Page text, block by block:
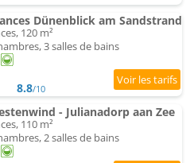
Dünenblick am Sandstrand
120 m²
3 salles de bains
8.8/10
- Julianadorp aan Zee
110 m²
2 salles de bains